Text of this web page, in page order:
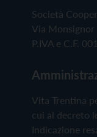
Società
Via
P.IVA e C.F.
Vita Trentina
cui al decreto
Indicazione